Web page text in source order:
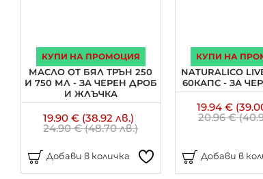
КУПИ НА ПРОМОЦИЯ
МАСЛО ОТ БЯЛ ТРЪН 250
И 750 МЛ - ЗА ЧЕРЕН ДРОБ
И ЖЛЪЧКА
19.90 € (38.92 лв.)
24.90 € (48.70 лв.)
Добави в количка
КУПИ НА
NATURALICO
60КАПС - ЗА
19.94 €
20.96 €
Добави в